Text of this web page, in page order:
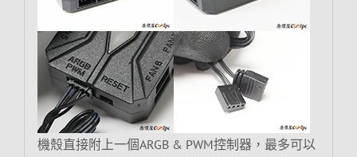
機殼直接附上一個ARGB & PWM控制器，最多可以